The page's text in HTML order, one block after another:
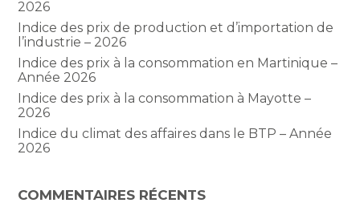
2026
Indice des prix de production et d’importation de
l’industrie – 2026
Indice des prix à la consommation en Martinique –
Année 2026
Indice des prix à la consommation à Mayotte –
2026
Indice du climat des affaires dans le BTP – Année
2026
COMMENTAIRES RÉCENTS